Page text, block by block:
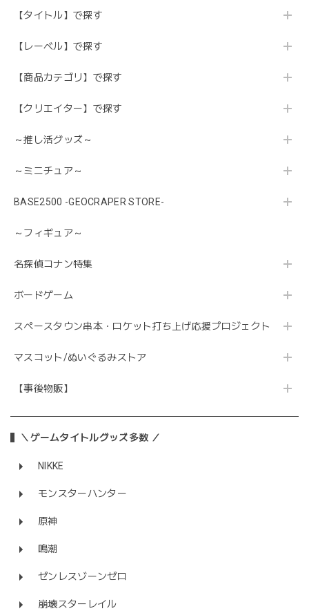
【タイトル】で探す
【レーベル】で探す
【商品カテゴリ】で探す
【クリエイター】で探す
～推し活グッズ～
～ミニチュア～
BASE2500 -GEOCRAPER STORE-
～フィギュア～
名探偵コナン特集
ボードゲーム
スペースタウン串本・ロケット打ち上げ応援プロジェクト
マスコット/ぬいぐるみストア
【事後物販】
＼ゲームタイトルグッズ多数 ／
NIKKE
モンスターハンター
原神
鳴潮
ゼンレスゾーンゼロ
崩壊スターレイル